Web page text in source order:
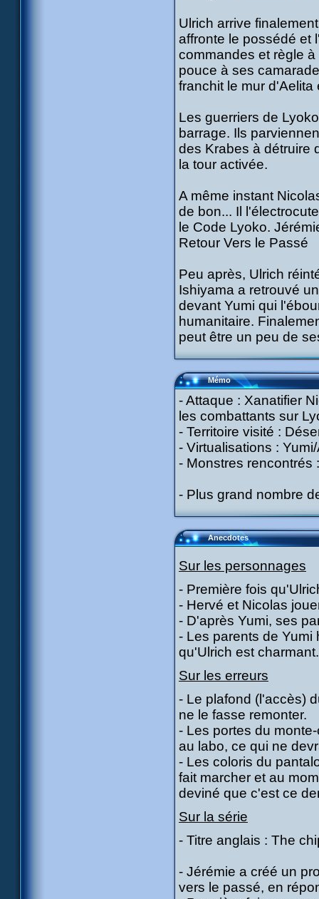
Ulrich arrive
affronte le possédé et
commandes et règle
pouce à ses
franchit le mur d'Aelita
Les guerriers de
barrage. Ils
des Krabes à détruire
la tour activée.
A même instant
de bon... Il
le Code Lyoko.
Retour Vers le Passé
Peu après, Ulrich
Ishiyama a retrouvé
devant Yumi qui
humanitaire.
peut être un peu de
Mémo
- Attaque : Xanatifier
les combattants sur
- Territoire visité :
- Virtualisations :
- Monstres rencontrés
- Plus grand nombre
Anecdotes
Sur les personnages
- Première fois
- Hervé et Nicolas
- D'après Yumi, ses
- Les parents de Yumi
qu'Ulrich est charmant.
Sur les erreurs
- Le plafond (l'accès)
ne le fasse remonter.
- Les portes du
au labo, ce qui ne
- Les coloris du
fait marcher et au
deviné que c'est ce
Sur la série
- Titre anglais : The
- Jérémie a créé un
vers le passé, en